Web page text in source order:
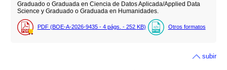
Graduado o Graduada en Ciencia de Datos Aplicada/Applied Data
Science y Graduado o Graduada en Humanidades.
PDF (BOE-A-2026-9435 - 4 págs. - 252 KB) Otros formatos
subir